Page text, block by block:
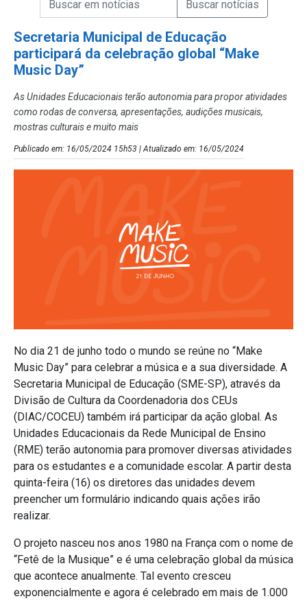
Secretaria Municipal de Educação
participará da celebração global “Make
Music Day”
As Unidades Educacionais terão autonomia para propor atividades
como rodas de conversa, apresentações, audições musicais,
mostras culturais e muito mais
Publicado em: 16/05/2024 15h53 | Atualizado em: 16/05/2024
No dia 21 de junho todo o mundo se reúne no “Make
Music Day” para celebrar a música e a sua diversidade. A
Secretaria Municipal de Educação (SME-SP), através da
Divisão de Cultura da Coordenadoria dos CEUs
(DIAC/COCEU) também irá participar da ação global. As
Unidades Educacionais da Rede Municipal de Ensino
(RME) terão autonomia para promover diversas atividades
para os estudantes e a comunidade escolar. A partir desta
quinta-feira (16) os diretores das unidades devem
preencher um formulário indicando quais ações irão
realizar.
O projeto nasceu nos anos 1980 na França com o nome de
“Fetê de la Musique” e é uma celebração global da música
que acontece anualmente. Tal evento cresceu
exponencialmente e agora é celebrado em mais de 1.000